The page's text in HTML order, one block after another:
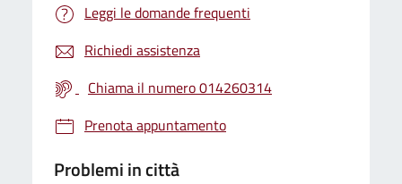
Leggi le domande frequenti
Richiedi assistenza
Chiama il numero 014260314
Prenota appuntamento
Problemi in città